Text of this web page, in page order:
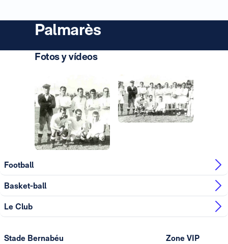
Palmarès
Fotos y vídeos
Photo: Real Madrid
Football
Basket-ball
Le Club
Stade Bernabéu Zone VIP